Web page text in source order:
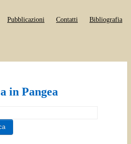
Pubblicazioni Contatti Bibliografia
in Pangea